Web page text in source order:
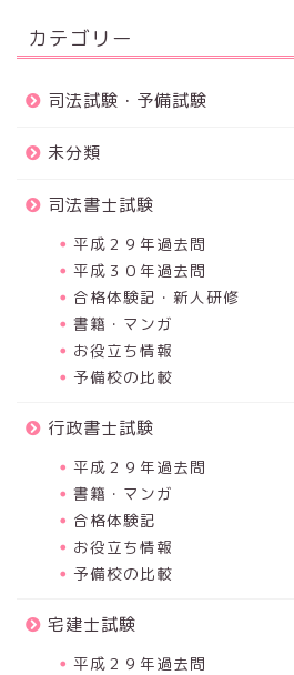
カテゴリー
司法試験・予備試験
未分類
司法書士試験
平成２９年過去問
平成３０年過去問
合格体験記・新人研修
書籍・マンガ
お役立ち情報
予備校の比較
行政書士試験
平成２９年過去問
書籍・マンガ
合格体験記
お役立ち情報
予備校の比較
宅建士試験
平成２９年過去問